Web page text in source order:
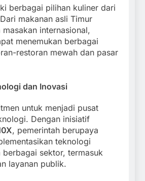
berbagai pilihan kuliner dari
makanan asli Timur
internasional,
menemukan berbagai
restoran mewah dan pasar
dan Inovasi
untuk menjadi pusat
Dengan inisiatif
, pemerintah berupaya
teknologi
sektor, termasuk
layanan publik.